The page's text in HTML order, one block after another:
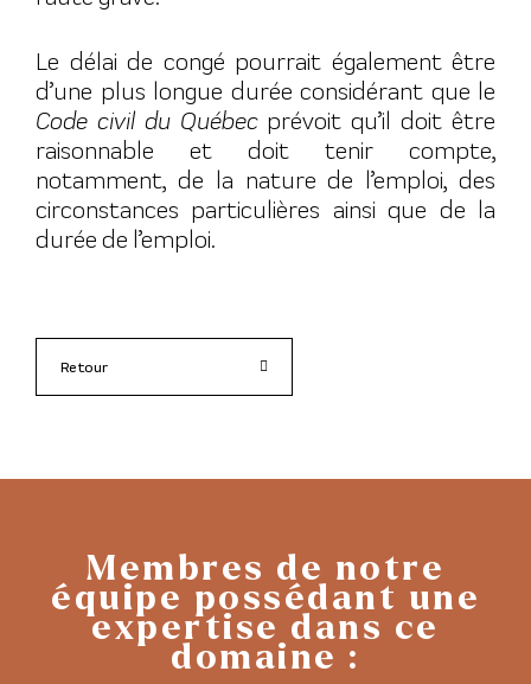
Le délai de congé pourrait également être
d’une plus longue durée considérant que le
Code civil du Québecprévoit qu’il doit être
raisonnable et doit tenir compte,
notamment, de la nature de l’emploi, des
circonstances particulières ainsi que de la
durée de l’emploi.
Retour
Membres de notre
équipe possédant une
expertise dans ce
domaine :